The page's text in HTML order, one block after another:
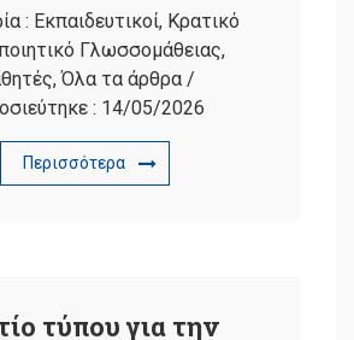
: Εκπαιδευτικοί, Κρατικό
Γλωσσομάθειας,
,Όλα τα άρθρα /
: 14/05/2026
Περισσότερα
τύπου για την